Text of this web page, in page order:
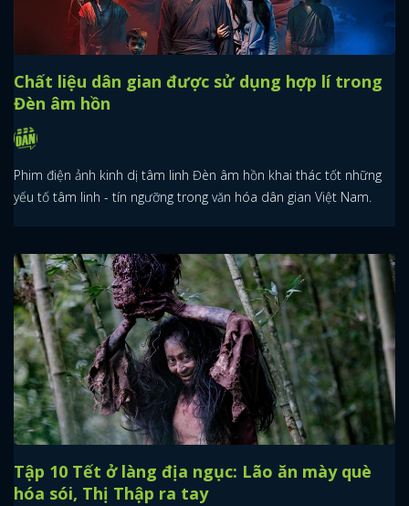
Chất liệu dân gian được sử dụng hợp lí trong
Đèn âm hồn
Phim điện ảnh kinh dị tâm linh Đèn âm hồn khai thác tốt những
yếu tố tâm linh - tín ngưỡng trong văn hóa dân gian Việt Nam.
Tập 10 Tết ở làng địa ngục: Lão ăn mày què
hóa sói, Thị Thập ra tay